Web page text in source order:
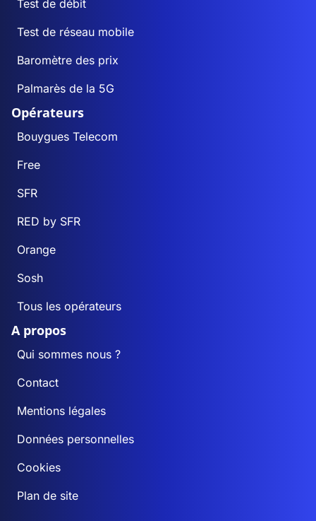
Test de débit
Test de réseau mobile
Baromètre des prix
Palmarès de la 5G
Opérateurs
Bouygues Telecom
Free
SFR
RED by SFR
Orange
Sosh
Tous les opérateurs
A propos
Qui sommes nous ?
Contact
Mentions légales
Données personnelles
Cookies
Plan de site